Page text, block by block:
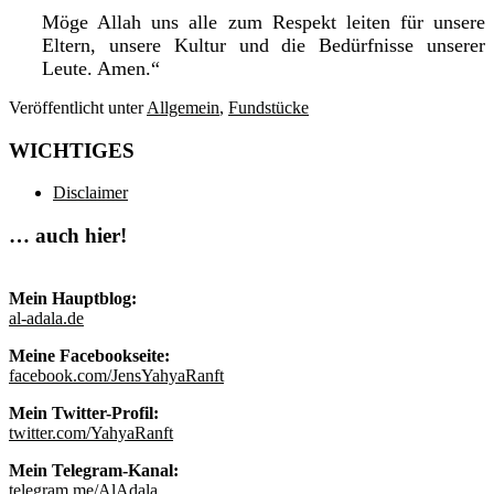
Möge Allah uns alle zum Respekt leiten für unsere
Eltern, unsere Kultur und die Bedürfnisse unserer
Leute. Amen.“
Veröffentlicht unter Allgemein, Fundstücke
WICHTIGES
Disclaimer
… auch hier!
Mein Hauptblog:
al-adala.de
Meine Facebookseite:
facebook.com/JensYahyaRanft
Mein Twitter-Profil:
twitter.com/YahyaRanft
Mein Telegram-Kanal:
telegram.me/AlAdala